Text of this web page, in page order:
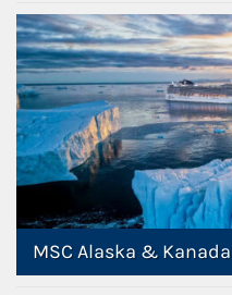
MSC Alaska & Kanada